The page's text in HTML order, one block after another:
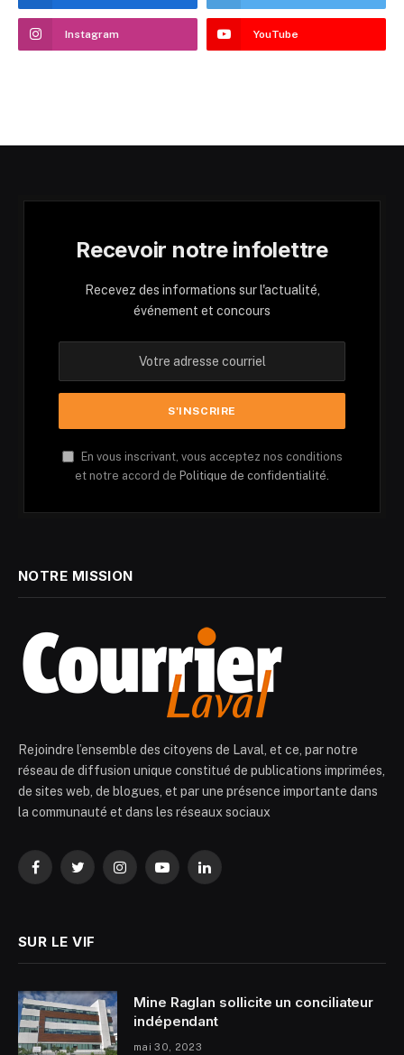
Instagram YouTube
Recevoir notre infolettre
Recevez des informations sur l'actualité,
événement et concours
En vous inscrivant, vous acceptez nos conditions
et notre accord de Politique de confidentialité.
NOTRE MISSION
Rejoindre l’ensemble des citoyens de Laval, et ce, par notre
réseau de diffusion unique constitué de publications imprimées,
de sites web, de blogues, et par une présence importante dans
la communauté et dans les réseaux sociaux
FacebookTwitterInstagramYouTubeLinkedIn
SUR LE VIF
Mine Raglan sollicite un conciliateur
indépendant
mai 30, 2023